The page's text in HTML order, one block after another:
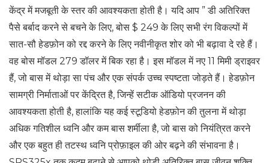
केंद्र में मजबूती के स्तर की आवश्यकता होती है। यदि आप ” डी अतिरिक्त
पैसे बर्बाद करने से बचने के लिए, बोस $ 249 के लिए सभी रंग विकल्पों में
सात-सौ हेडफ़ोन को रद्द करने के लिए नवीनीकृत शोर को भी बढ़ावा दे रहे हैं।
वह बोस मॉडल 279 डॉलर में बिक रहा है। इस मॉडल में नए 11 मिमी ड्राइवर
हैं, जो बास में थोड़ा सा पंच और एक संपर्क उच्च स्पष्टता जोड़ते हैं। हेडफ़ोन
सामग्री निर्माताओं पर केंद्रित है, जिन्हें सटीक ऑडियो प्रजनन की
आवश्यकता होती है, हालांकि यह कई स्टूडियो हेडफ़ोन की तुलना में थोड़ा
अधिक गतिशील ध्वनि और कम बास शर्मीला है, जो बास को नियंत्रित करने
और एक बहुत ही तटस्थ ध्वनि प्रोफ़ाइल की ओर बढ़ने की संभावना है।